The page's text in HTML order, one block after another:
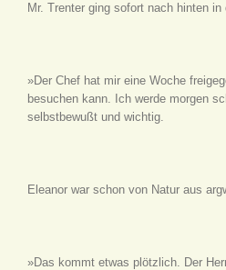
Mr. Trenter ging sofort nach hinten in
»Der Chef hat mir eine Woche
besuchen kann. Ich werde morgen
selbstbewußt und wichtig.
Eleanor war schon von Natur aus
»Das kommt etwas plötzlich. Der